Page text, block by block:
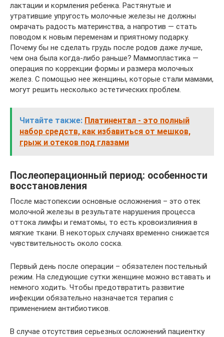
лактации и кормления ребенка. Растянутые и
утратившие упругость молочные железы не должны
омрачать радость материнства, а напротив — стать
поводом к новым переменам и приятному подарку.
Почему бы не сделать грудь после родов даже лучше,
чем она была когда-либо раньше? Маммопластика —
операция по коррекции формы и размера молочных
желез. С помощью нее женщины, которые стали мамами,
могут решить несколько эстетических проблем.
Читайте также: Платинентал - это полный
набор средств, как избавиться от мешков,
грыж и отеков под глазами
Послеоперационный период: особенности
восстановления
После мастопексии основные осложнения – это отек
молочной железы в результате нарушения процесса
оттока лимфы и гематомы, то есть кровоизлияния в
мягкие ткани. В некоторых случаях временно снижается
чувствительность около соска.
Первый день после операции – обязателен постельный
режим. На следующие сутки женщине можно вставать и
немного ходить. Чтобы предотвратить развитие
инфекции обязательно назначается терапия с
применением антибиотиков.
В случае отсутствия серьезных осложнений пациентку